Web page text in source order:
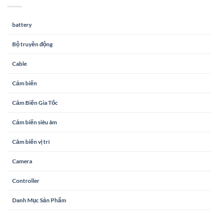
battery
Bộ truyền động
Cable
Cảm biến
Cảm Biến Gia Tốc
Cảm biến siêu âm
Cảm biến vị trí
Camera
Controller
Danh Mục Sản Phẩm